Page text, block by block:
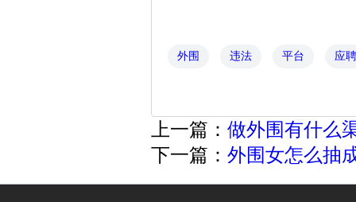
外围 违法 平台 应聘
上一篇： 做外围有什么
下一篇： 外围女怎么抽